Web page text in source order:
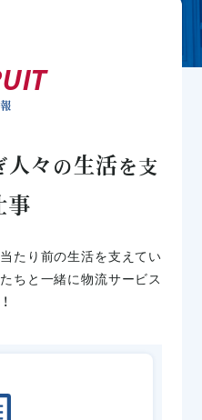
人々 の生活を支
事
たり前の生活を支えてい
ちと一緒に物流サービス